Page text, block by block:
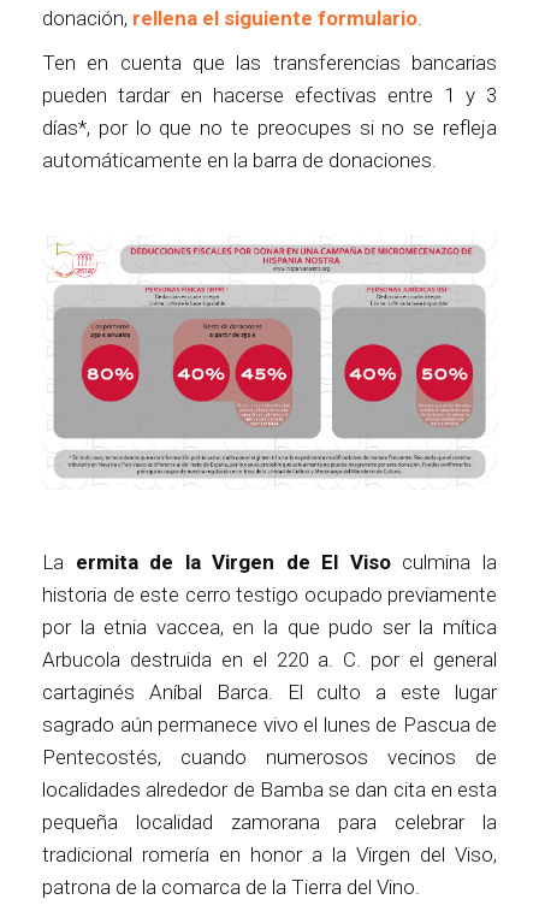
donación, rellena el siguiente formulario.
Ten en cuenta que las transferencias bancarias
pueden tardar en hacerse efectivas entre 1 y 3
días*, por lo que no te preocupes si no se refleja
automáticamente en la barra de donaciones.
La ermita de la Virgen de El Visoculmina la
historia de este cerro testigo ocupado previamente
por la etnia vaccea, en la que pudo ser la mítica
Arbucola destruida en el 220 a. C. por el general
cartaginés Aníbal Barca. El culto a este lugar
sagrado aún permanece vivo el lunes de Pascua de
Pentecostés, cuando numerosos vecinos de
localidades alrededor de Bamba se dan cita en esta
pequeña localidad zamorana para celebrar la
tradicional romería en honor a la Virgen del Viso,
patrona de la comarca de la Tierra del Vino.